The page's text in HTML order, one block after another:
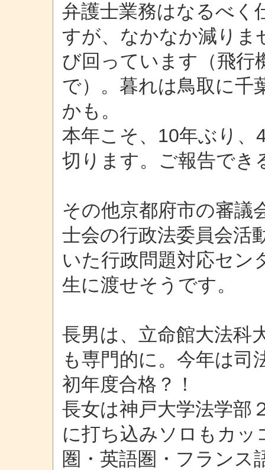
弁護士業務はなるべく
すが、なかなか減りま
び回っています（飛行
で）。暮れは鳥取に千
かも。
本年こそ、10年ぶり、
切ります。ご報告でき
その他京都府市の審議
士会の行政法委員会活
いた行政問題対応セン
生に渡せそうです。
長男は、立命館大法科
も専門的に。今年は司
初年度合格？！
長女は神戸大学法学部
に打ち込みソロもカッ
圏・英語圏・フランス